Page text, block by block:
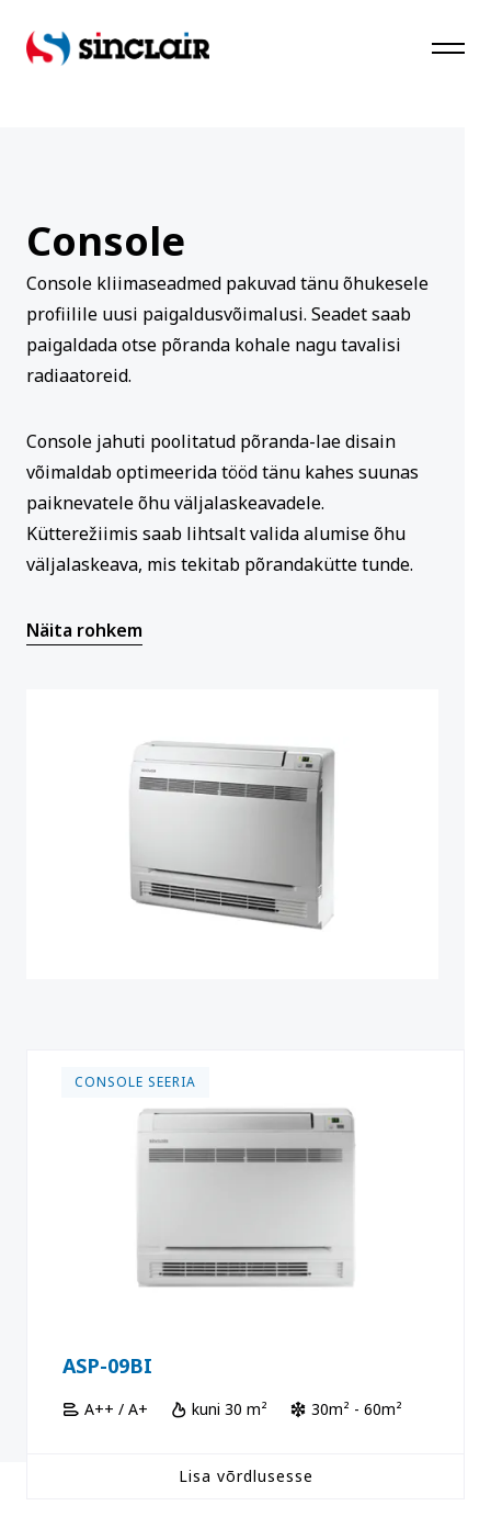
SinClair
Console
Console kliimaseadmed pakuvad tänu õhukesele
profiilile uusi paigaldusvõimalusi. Seadet saab
paigaldada otse põranda kohale nagu tavalisi
radiaatoreid.
Console jahuti poolitatud põranda-lae disain
võimaldab optimeerida tööd tänu kahes suunas
paiknevatele õhu väljalaskeavadele.
Kütterežiimis saab lihtsalt valida alumise õhu
väljalaskeava, mis tekitab põrandakütte tunde.
Näita rohkem
CONSOLE SEERIA
ASP-09BI
A++ / A+ kuni 30 m² 30m² - 60m²
Lisa võrdlusesse